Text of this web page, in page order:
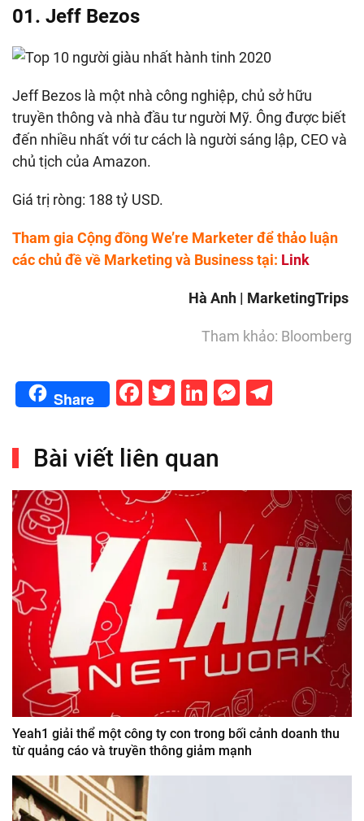
01. Jeff Bezos
Jeff Bezos là một nhà công nghiệp, chủ sở hữu
truyền thông và nhà đầu tư người Mỹ. Ông được biết
đến nhiều nhất với tư cách là người sáng lập, CEO và
chủ tịch của Amazon.
Giá trị ròng: 188 tỷ USD.
Tham gia Cộng đồng We’re Marketer để thảo luận
các chủ đề về Marketing và Business tại: Link
Hà Anh | MarketingTrips
Tham khảo: Bloomberg
Share Facebook
Twitter
LinkedIn
Bài viết liên quan
Yeah1 giải thể một công ty con trong bối cảnh doanh thu
từ quảng cáo và truyền thông giảm mạnh